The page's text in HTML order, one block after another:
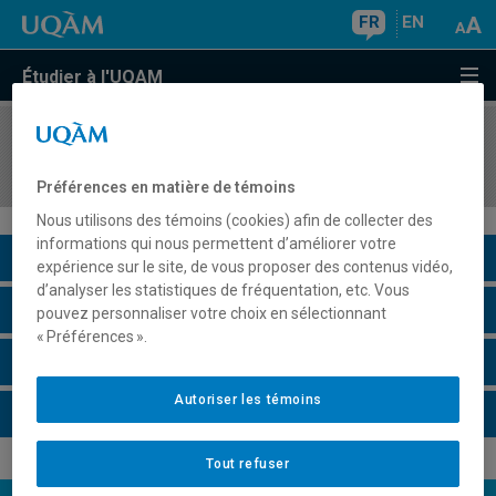
FR EN
Étudier à l'UQAM
COURS//
Description du cours
Horaire - Été 2026
Préférences en matière de témoins
Nous utilisons des témoins (cookies) afin de collecter des
informations qui nous permettent d’améliorer votre
expérience sur le site, de vous proposer des contenus vidéo,
d’analyser les statistiques de fréquentation, etc. Vous
pouvez personnaliser votre choix en sélectionnant
« Préférences ».
Tout refuser
Autoriser les témoins